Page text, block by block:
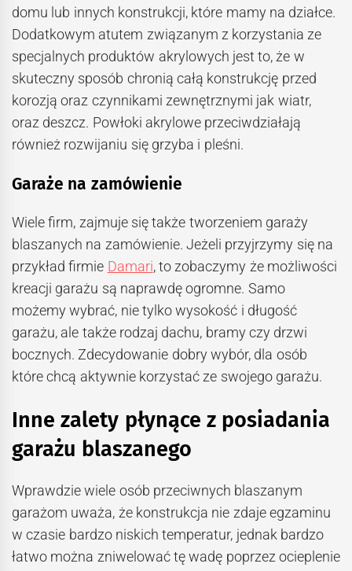
domu lub innych konstrukcji, które mamy na działce.
Dodatkowym atutem związanym z korzystania ze
specjalnych produktów akrylowych jest to, że w
skuteczny sposób chronią całą konstrukcję przed
korozją oraz czynnikami zewnętrznymi jak wiatr,
oraz deszcz. Powłoki akrylowe przeciwdziałają
również rozwijaniu się grzyba i pleśni.
Garaże na zamówienie
Wiele firm, zajmuje się także tworzeniem garaży
blaszanych na zamówienie. Jeżeli przyjrzymy się na
przykład firmie Damari, to zobaczymy że możliwości
kreacji garażu są naprawdę ogromne. Samo
możemy wybrać, nie tylko wysokość i długość
garażu, ale także rodzaj dachu, bramy czy drzwi
bocznych. Zdecydowanie dobry wybór, dla osób
które chcą aktywnie korzystać ze swojego garażu.
Inne zalety płynące z posiadania
garażu blaszanego
Wprawdzie wiele osób przeciwnych blaszanym
garażom uważa, że konstrukcja nie zdaje egzaminu
w czasie bardzo niskich temperatur, jednak bardzo
łatwo można zniwelować tę wadę poprzez ocieplenie